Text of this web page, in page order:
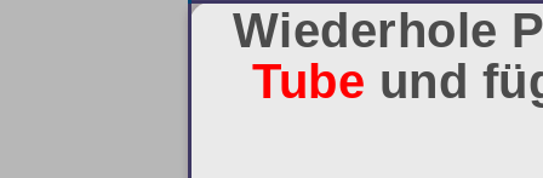
Wiederhole
Tube und